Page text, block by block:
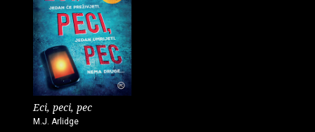
Eci, peci, pec
M.J. Arlidge